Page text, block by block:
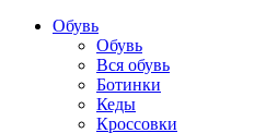
Обувь
Обувь
Вся обувь
Ботинки
Кеды
Кроссовки